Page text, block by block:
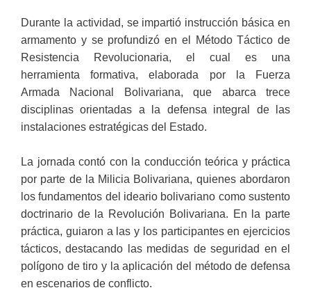
Durante la actividad, se impartió instrucción básica en
armamento y se profundizó en el Método Táctico de
Resistencia Revolucionaria, el cual es una
herramienta formativa, elaborada por la Fuerza
Armada Nacional Bolivariana, que abarca trece
disciplinas orientadas a la defensa integral de las
instalaciones estratégicas del Estado.
La jornada contó con la conducción teórica y práctica
por parte de la Milicia Bolivariana, quienes abordaron
los fundamentos del ideario bolivariano como sustento
doctrinario de la Revolución Bolivariana. En la parte
práctica, guiaron a las y los participantes en ejercicios
tácticos, destacando las medidas de seguridad en el
polígono de tiro y la aplicación del método de defensa
en escenarios de conflicto.